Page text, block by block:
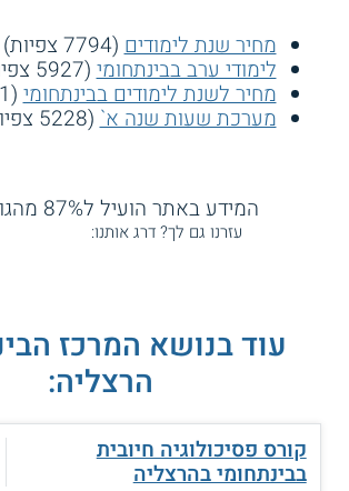
מחיר שנת לימודים(7794 צפיות)
לימודי ערב בבינתחומי(5927 צפיות)
מחיר לשנת לימודים בבינתחומי(5821 צפיות)
מערכת שעות שנה א`(5228 צפיות)
המידע באתר הועיל ל87% מהגולשים.
עזרנו גם לך? דרג אותנו:
עוד בנושא המרכז
הרצליה:
קורס פסיכולוגיה חיובית
בבינתחומי בהרצליה